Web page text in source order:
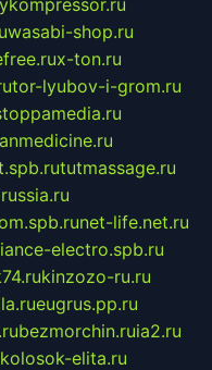
wasabi-shop.ru
x-ton.ru
tor-lyubov-i-grom.ru
tutmassage.ru
net-life.net.ru
electro.spb.ru
kinzozo-ru.ru
eugrus.pp.ru
bezmorchin.ruia2.ru
kolosok-elita.ru